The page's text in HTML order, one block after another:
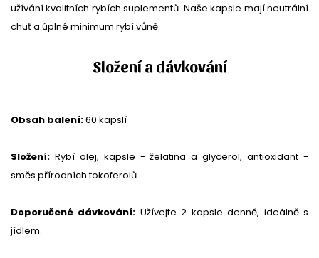
užívání kvalitních rybích suplementů. Naše kapsle mají neutrální
chuť a úplné minimum rybí vůně.
Složení a dávkování
Obsah balení:60 kapslí
Složení: Rybí olej, kapsle - želatina a glycerol, antioxidant -
směs přírodních tokoferolů.
Doporučené dávkování: Užívejte 2 kapsle denně, ideálně s
jídlem.